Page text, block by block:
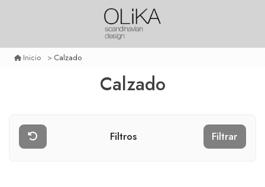
Inicio Calzado
Calzado
Filtros Filtrar